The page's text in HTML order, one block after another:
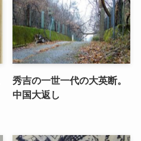
秀吉の一世一代の大英断。
中国大返し